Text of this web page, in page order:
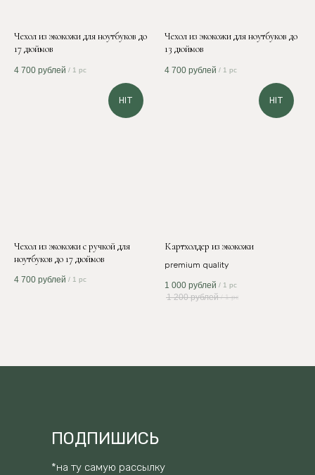
Чехол из экокожи для ноутбуков до
17 дюймов
4 700 рублей / 1 pc
Чехол из экокожи для ноутбуков до
13 дюймов
4 700 рублей / 1 pc
HIT
Чехол из экокожи с ручкой для
ноутбуков до 17 дюймов
4 700 рублей / 1 pc
HIT
Картхолдер из экокожи
premium quality
1 000 рублей / 1 pc
1 200 рублей / 1 pc
ПОДПИШИСЬ
*на ту самую рассылку